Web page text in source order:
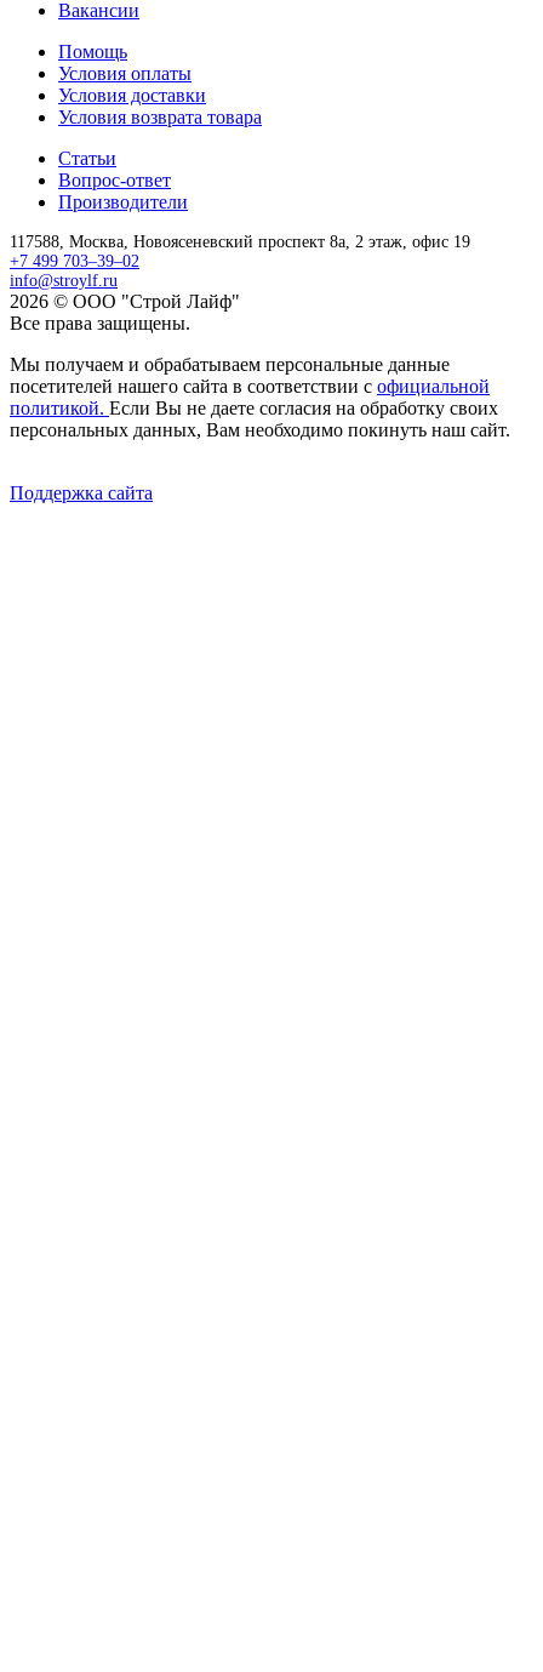
Вакансии
Помощь
Условия оплаты
Условия доставки
Условия возврата товара
Статьи
Вопрос-ответ
Производители
117588, Москва, Новоясеневский проспект 8а, 2 этаж, офис 19
+7 499 703–39–02
info@stroylf.ru
2026 © ООО "Строй Лайф"
Все права защищены.
Мы получаем и обрабатываем персональные данные
посетителей нашего сайта в соответствии с официальной
политикой. Если Вы не даете согласия на обработку своих
персональных данных, Вам необходимо покинуть наш сайт.
Поддержка сайта